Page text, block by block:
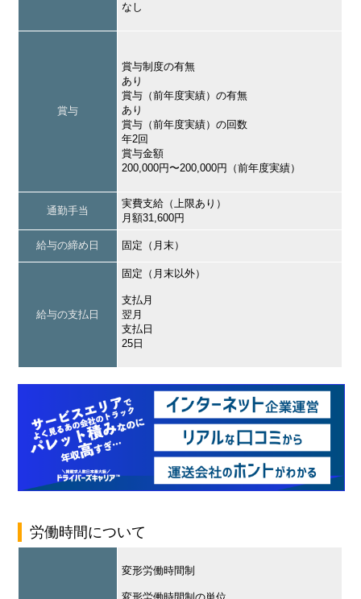
なし
賞与
賞与制度の有無
あり
賞与（前年度実績）の有無
あり
賞与（前年度実績）の回数
年2回
賞与金額
200,000円〜200,000円（前年度実績）
通勤手当
実費支給（上限あり）
月額31,600円
給与の締め日 固定（月末）
給与の支払日
固定（月末以外）
支払月
翌月
支払日
25日
労働時間について
変形労働時間制